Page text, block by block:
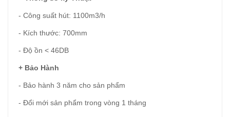
- Công suất hút: 1100m3/h
- Kích thước: 700mm
- Độ ồn < 46DB
+ Bảo Hành
- Bảo hành 3 năm cho sản phẩm
- Đổi mới sản phẩm trong vòng 1 tháng